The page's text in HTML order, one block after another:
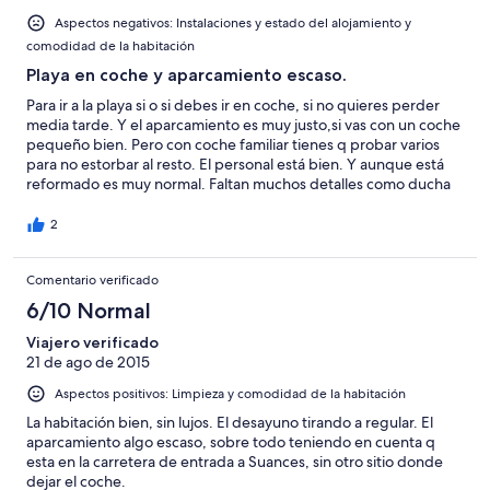
MediocreAspectos negativos: Instalaciones y estado del alojamiento y
comodidad de la habitación
Playa en coche y aparcamiento escaso.
Para ir a la playa si o si debes ir en coche, si no quieres perder
media tarde. Y el aparcamiento es muy justo,si vas con un coche
pequeño bien. Pero con coche familiar tienes q probar varios
para no estorbar al resto. El personal está bien. Y aunque está
reformado es muy normal. Faltan muchos detalles como ducha
2
Comentario verificado
6/10 Normal
Viajero verificado
21 de ago de 2015
Aspectos positivos: Limpieza y comodidad de la habitación
La habitación bien, sin lujos. El desayuno tirando a regular. El
aparcamiento algo escaso, sobre todo teniendo en cuenta q
esta en la carretera de entrada a Suances, sin otro sitio donde
dejar el coche.